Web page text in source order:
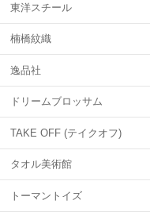
東洋スチール
楠橋紋織
逸品社
ドリームブロッサム
TAKE OFF (テイクオフ)
タオル美術館
トーマントイズ